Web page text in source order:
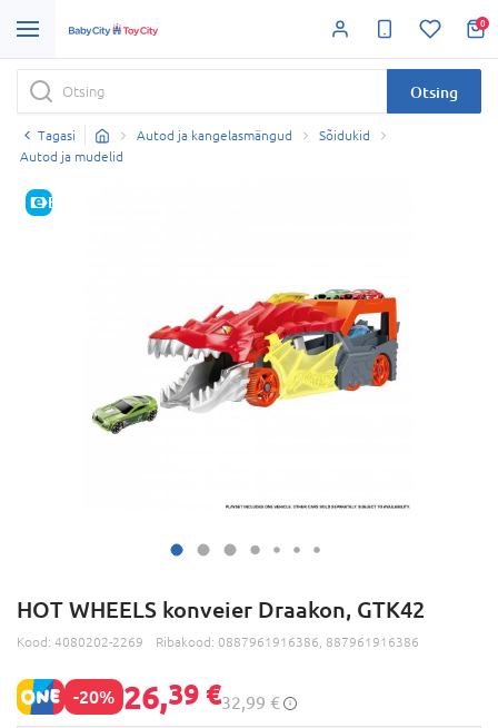
0
Otsing
Tagasi Autod ja kangelasmängud
Sõidukid
Autod ja mudelid
E-HIND
HOT WHEELS konveier Draakon, GTK42
Kood: 4080202-2269 Ribakood: 0887961916386, 887961916386
-20% 26,39 €32,99 €